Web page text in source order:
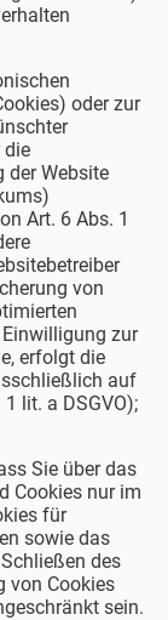
oder zur
die
der Website
Art. 6 Abs. 1
von
zur
erfolgt die
auf
lit. a DSGVO);
Sie über das
Cookies nur im
für
sowie das
des
von Cookies
sein.